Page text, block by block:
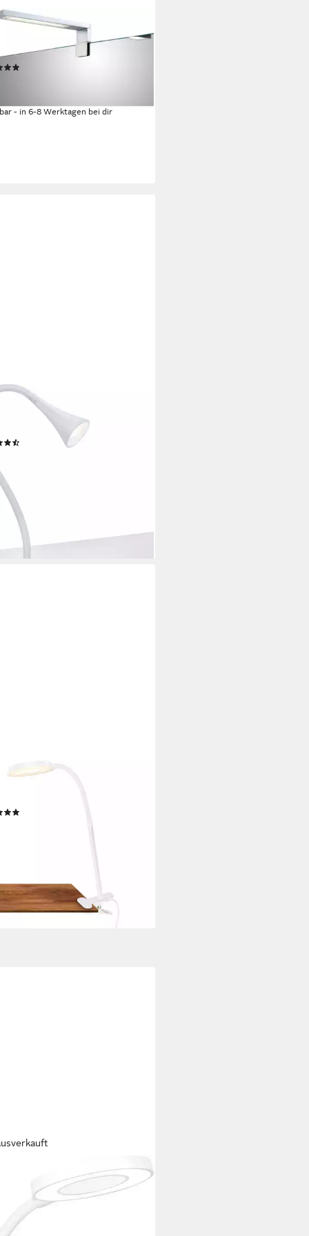
Lines I, LED fest
16 x 6,5 cm
- in 6-8 Werktagen bei dir
LEUCHTEN
VIPER, LED fest
5 Jahre Garantie
€
- in 3-4 Werktagen bei dir
LEUCHTEN
Schreibtischlampe Forys 5W,
200 Lumen, mit Clip, Akku,
weiss, Dimmfunktion,